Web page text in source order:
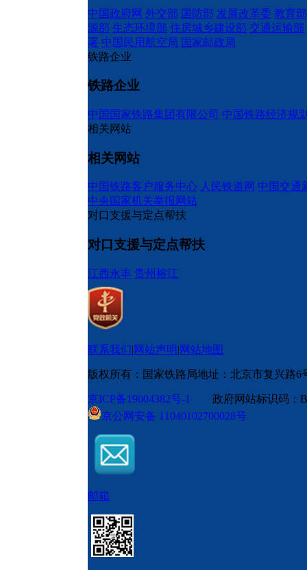
中国政府网 外交部 国防部 发展改革委 教育部
源部 生态环境部 住房城乡建设部 交通运输部
署 中国民用航空局 国家邮政局
铁路企业
铁路企业
中国国家铁路集团有限公司 中国铁路经济规
相关网站
相关网站
中国铁路客户服务中心 人民铁道网 中国交通
中央国家机关举报网站
对口支援与定点帮扶
对口支援与定点帮扶
江西永丰 贵州榕江
联系我们|网站声明|网站地图
版权所有：国家铁路局地址：北京市复兴路6
京ICP备19004382号-1
政府网站标识码
京公网安备 11040102700028号
邮箱